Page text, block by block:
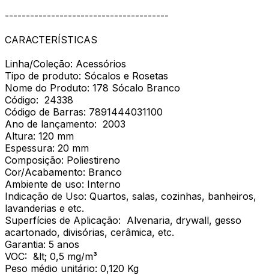
---------------------------------------
CARACTERÍSTICAS
Linha/Coleção: Acessórios
Tipo de produto: Sócalos e Rosetas
Nome do Produto: 178 Sócalo Branco
Código: 24338
Código de Barras: 7891444031100
Ano de lançamento: 2003
Altura: 120 mm
Espessura: 20 mm
Composição: Poliestireno
Cor/Acabamento: Branco
Ambiente de uso: Interno
Indicação de Uso: Quartos, salas, cozinhas, banheiros,
lavanderias e etc.
Superfícies de Aplicação: Alvenaria, drywall, gesso
acartonado, divisórias, cerâmica, etc.
Garantia: 5 anos
VOC: &lt; 0,5 mg/m³
Peso médio unitário: 0,120 Kg